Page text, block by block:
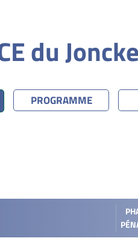
du
PROGRAMME